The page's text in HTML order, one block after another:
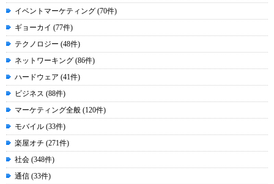
イベントマーケティング (70件)
ギョーカイ (77件)
テクノロジー (48件)
ネットワーキング (86件)
ハードウェア (41件)
ビジネス (88件)
マーケティング全般 (120件)
モバイル (33件)
楽屋オチ (271件)
社会 (348件)
通信 (33件)